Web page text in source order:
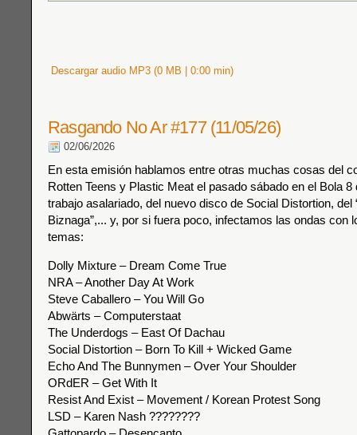
Descargar audio MP3 (0 MB | 0:00 min)
Rasgando No Ar #177 (11/05/26)
02/06/2026
En esta emisión hablamos entre otras muchas cosas del
Rotten Teens y Plastic Meat el pasado sábado en el Bola 8
trabajo asalariado, del nuevo disco de Social Distortion, del
Biznaga”,... y, por si fuera poco, infectamos las ondas con
temas:
Dolly Mixture – Dream Come True
NRA – Another Day At Work
Steve Caballero – You Will Go
Abwärts – Computerstaat
The Underdogs – East Of Dachau
Social Distortion – Born To Kill + Wicked Game
Echo And The Bunnymen – Over Your Shoulder
ORdER – Get With It
Resist And Exist – Movement / Korean Protest Song
LSD – Karen Nash ????????